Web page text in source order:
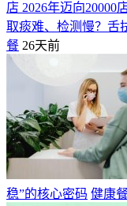
店 2026年迈向20000
取痰难、检测慢？舌
餐 26天前
稳”的核心密码 健康